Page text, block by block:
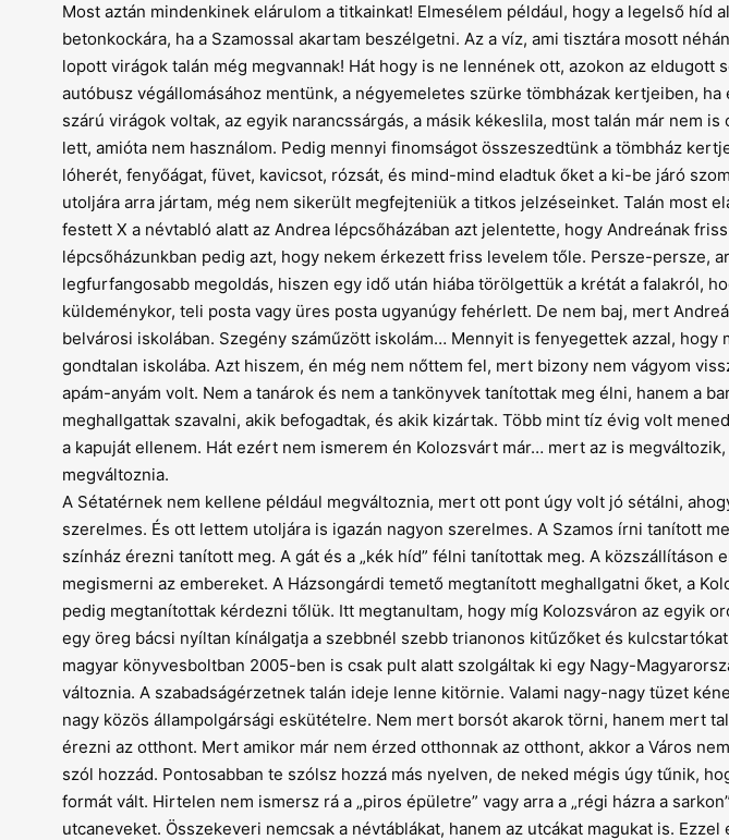
Most aztán mindenkinek elárulom a titkainkat! Elmesélem például, hogy a legelső híd
betonkockára, ha a Szamossal akartam beszélgetni. Az a víz, ami tisztára mosott
lopott virágok talán még megvannak! Hát hogy is ne lennének ott, azokon az eldugott
autóbusz végállomásához mentünk, a négyemeletes szürke tömbházak kertjeiben,
szárú virágok voltak, az egyik narancssárgás, a másik kékeslila, most talán már nem
lett, amióta nem használom. Pedig mennyi finomságot összeszedtünk a tömbház
lóherét, fenyőágat, füvet, kavicsot, rózsát, és mind-mind eladtuk őket a ki-be járó
utoljára arra jártam, még nem sikerült megfejteniük a titkos jelzéseinket. Talán most
festett X a névtabló alatt az Andrea lépcsőházában azt jelentette, hogy Andreának
lépcsőházunkban pedig azt, hogy nekem érkezett friss levelem tőle. Persze-persze,
legfurfangosabb megoldás, hiszen egy idő után hiába törölgettük a krétát a falakról,
küldeménykor, teli posta vagy üres posta ugyanúgy fehérlett. De nem baj, mert
belvárosi iskolában. Szegény száműzött iskolám… Mennyit is fenyegettek azzal, hogy
gondtalan iskolába. Azt hiszem, én még nem nőttem fel, mert bizony nem vágyom
apám-anyám volt. Nem a tanárok és nem a tankönyvek tanítottak meg élni, hanem a
meghallgattak szavalni, akik befogadtak, és akik kizártak. Több mint tíz évig volt
a kapuját ellenem. Hát ezért nem ismerem én Kolozsvárt már… mert az is
megváltoznia.
A Sétatérnek nem kellene például megváltoznia, mert ott pont úgy volt jó sétálni,
szerelmes. És ott lettem utoljára is igazán nagyon szerelmes. A Szamos írni tanított
színház érezni tanított meg. A gát és a „kék híd” félni tanítottak meg. A
megismerni az embere­ket. A Házsongárdi temető megtanított meghallgatni őket, a
pedig megtanítottak kérdezni tőlük. Itt megtanultam, hogy míg Kolozsváron az egyik
egy öreg bácsi nyíltan kínálgatja a szebbnél szebb trianonos kitűzőket és
magyar könyvesboltban 2005-ben is csak pult alatt szolgáltak ki egy Nagy-
változnia. A szabadságérzetnek talán ideje lenne kitörnie. Valami nagy-nagy tüzet
nagy közös állampolgársági eskütételre. Nem mert borsót akarok törni, hanem mert
érezni az otthont. Mert amikor már nem érzed otthonnak az otthont, akkor a Város
szól hozzád. Ponto­sabban te szólsz hozzá más nyelven, de neked mégis úgy tűnik,
formát vált. Hirtelen nem ismersz rá a „piros épületre” vagy arra a „régi házra a
utcaneveket. Összekeveri nemcsak a névtáblákat, hanem az utcákat magukat is.